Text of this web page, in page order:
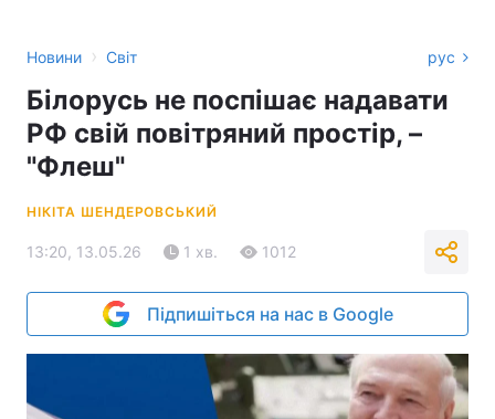
Новини › Світ рус
Білорусь не поспішає надавати
РФ свій повітряний простір, –
"Флеш"
НІКІТА ШЕНДЕРОВСЬКИЙ
13:20, 13.05.26 1 хв. 1012
Підпишіться на нас в Google